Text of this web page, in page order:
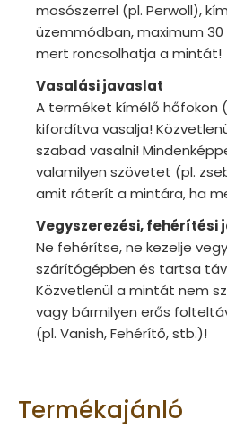
mosószerrel (pl. Perwoll),
üzemmódban, maximum
mert roncsolhatja a mintát!
Vasalási javaslat
A terméket kímélő hőfokon
kifordítva vasalja!
szabad vasalni!
valamilyen szövetet (pl.
amit ráterít a mintára, ha
Vegyszerezési, fehérítési
Ne fehérítse, ne kezelje
szárítógépben és tartsa
Közvetlenül a mintát nem
vagy bármilyen erős
(pl. Vanish, Fehérítő, stb.)!
Termékajánló